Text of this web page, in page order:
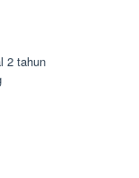
2 tahun